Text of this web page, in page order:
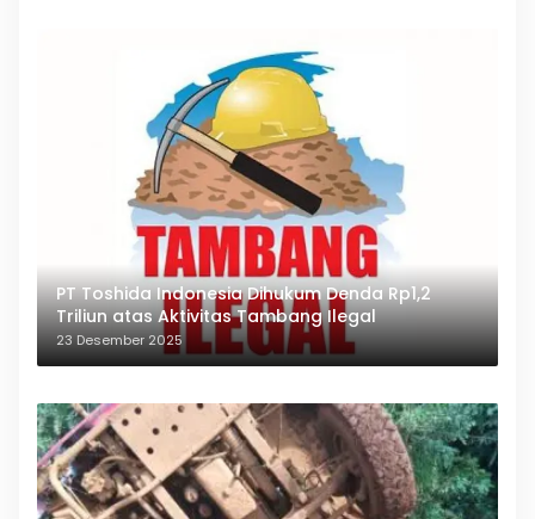
PT Toshida Indonesia Dihukum Denda Rp1,2
Triliun atas Aktivitas Tambang Ilegal
23 Desember 2025